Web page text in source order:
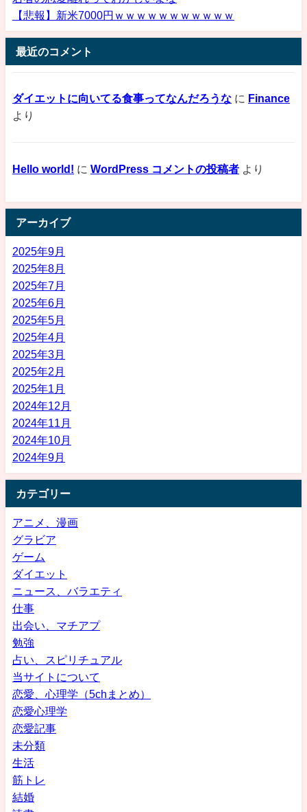
【悲報】新米7000円ｗｗｗｗｗｗｗｗｗｗｗ
最近のコメント
ダイエットに向いてる食事ってなんだろうな に Finance
より
Hello world! に WordPress コメントの投稿者 より
アーカイブ
2025年9月
2025年8月
2025年7月
2025年6月
2025年5月
2025年4月
2025年3月
2025年2月
2025年1月
2024年12月
2024年11月
2024年10月
2024年9月
カテゴリー
アニメ、漫画
グラビア
ゲーム
ダイエット
ニュース、バラエティ
仕事
出会い、マチアプ
勉強
占い、スピリチュアル
当サイトについて
恋愛、心理学（5chまとめ）
恋愛心理学
恋愛記事
未分類
生活
筋トレ
結婚